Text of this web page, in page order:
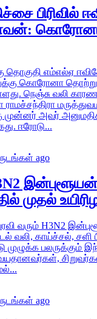
பிரிவில்
தொகுதி எம்எல்ஏ
கொரோனா தொற்று
நெஞ்சு வலி
ராமச்சந்திரா
முன்னர் அவர்
ஈரோடு...
ago
முதல்
வரும் H3N2
வலி, காய்ச்சல், சளி
முழுக்க
வயதானவர்கள்,
ago